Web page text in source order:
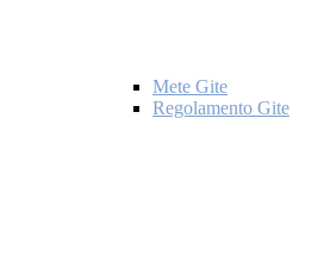
Mete Gite
Regolamento Gite